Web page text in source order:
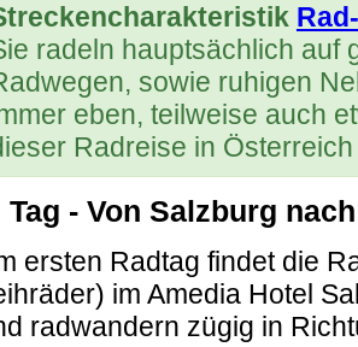
radeln hauptsächlich auf
sowie ruhigen
eben, teilweise auch
Radreise in
Tag - Von Salzburg
ersten Radtag findet die
im Amedia Hotel
radwandern zügig in